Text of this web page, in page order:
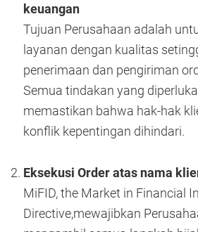
keuangan
Tujuan Perusahaan adalah
layanan dengan kualitas
penerimaan dan pengiriman
Semua tindakan yang
memastikan bahwa hak-hak
konflik kepentingan dihindari.
Eksekusi Order atas nama
MiFID, the Market in Financial
Directive,mewajibkan